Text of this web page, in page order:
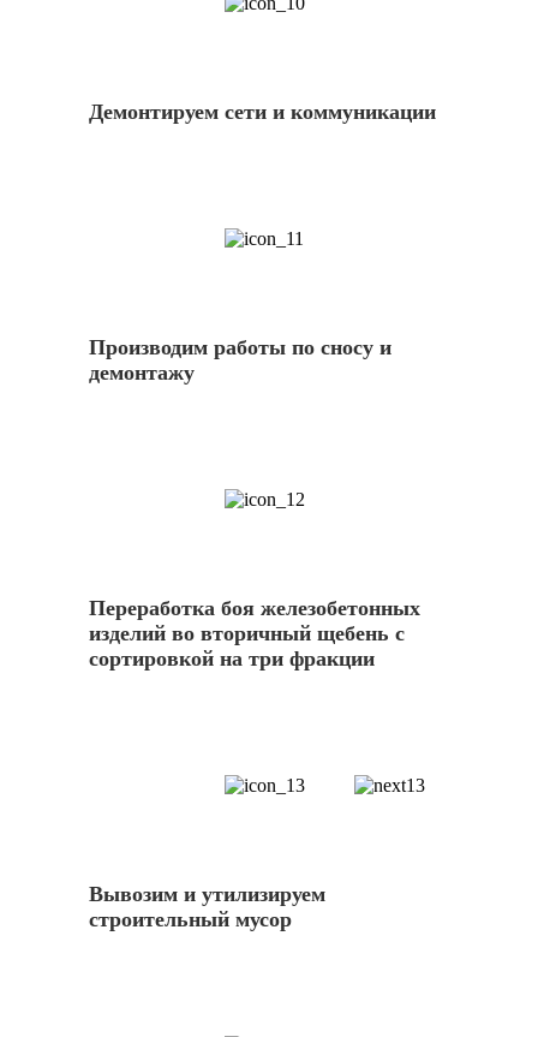
Демонтируем сети и коммуникации
Производим работы по сносу и
демонтажу
Переработка боя железобетонных
изделий во вторичный щебень с
сортировкой на три фракции
Вывозим и утилизируем
строительный мусор